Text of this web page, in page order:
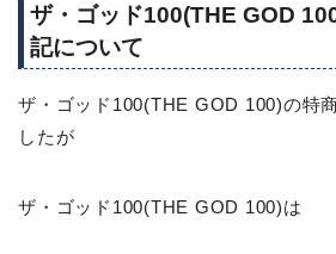
ザ・ゴッド100(THE GOD
記について
ザ・ゴッド100(THE GOD 100)の特
したが
ザ・ゴッド100(THE GOD 100)は